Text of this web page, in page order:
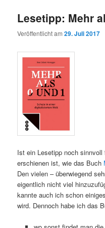
Lesetipp: Mehr
Veröffentlicht am29. Juli 2017
Ist ein Lesetipp noch
erschienen ist, wie das Buch
Den vielen – überwiegend
eigentlich nicht viel
kannte auch ich schon
wird. Dennoch habe ich das